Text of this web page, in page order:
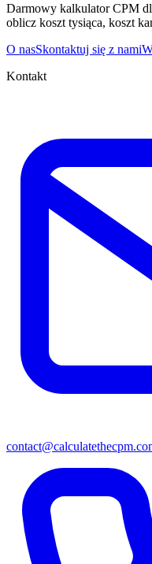
Darmowy kalkulator CPM
oblicz koszt tysiąca, koszt
O nasSkontaktuj się z nami
Kontakt